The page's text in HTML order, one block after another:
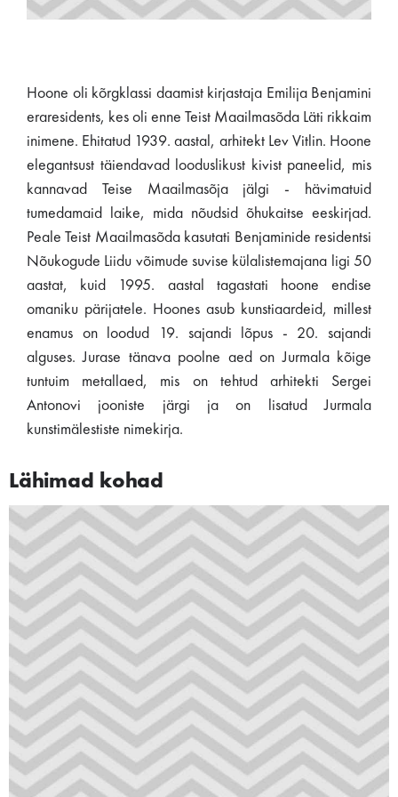
Hoone oli kõrgklassi daamist kirjastaja Emilija Benjamini
eraresidents, kes oli enne Teist Maailmasõda Läti rikkaim
inimene. Ehitatud 1939. aastal, arhitekt Lev Vitlin. Hoone
elegantsust täiendavad looduslikust kivist paneelid, mis
kannavad Teise Maailmasõja jälgi - hävimatuid
tumedamaid laike, mida nõudsid õhukaitse eeskirjad.
Peale Teist Maailmasõda kasutati Benjaminide residentsi
Nõukogude Liidu võimude suvise külalistemajana ligi 50
aastat, kuid 1995. aastal tagastati hoone endise
omaniku pärijatele. Hoones asub kunstiaardeid, millest
enamus on loodud 19. sajandi lõpus - 20. sajandi
alguses. Jurase tänava poolne aed on Jurmala kõige
tuntuim metallaed, mis on tehtud arhitekti Sergei
Antonovi jooniste järgi ja on lisatud Jurmala
kunstimälestiste nimekirja.
Lähimad kohad